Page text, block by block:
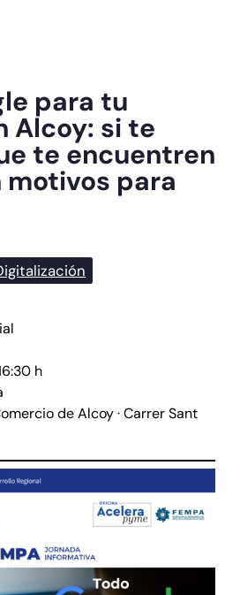
para tu
Alcoy: si te
te encuentren
motivos para
h
de Alcoy · Carrer Sant